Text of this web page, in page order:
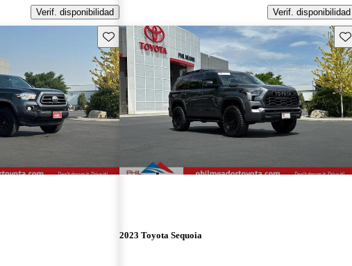
Verif. disponibilidad
Verif. disponibilidad
Guarda este Aviso
2023 Toyota Sequoia